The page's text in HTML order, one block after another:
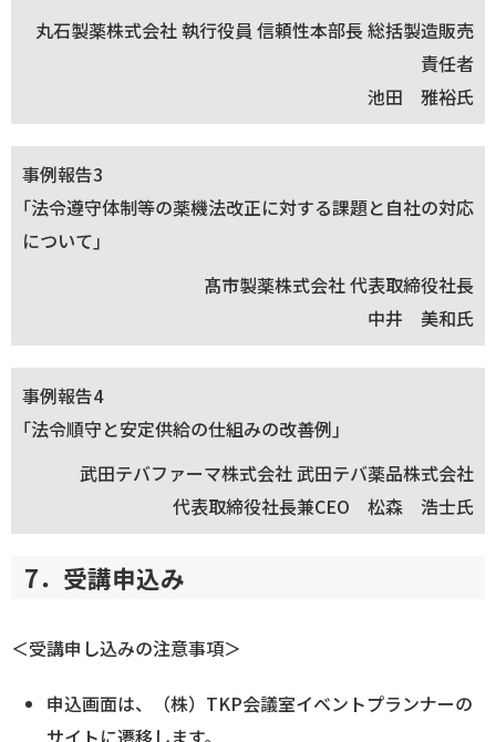
丸石製薬株式会社 執行役員 信頼性本部長 総括製造販売
責任者
池田 雅裕氏
事例報告3
｢法令遵守体制等の薬機法改正に対する課題と自社の対応
について｣
髙市製薬株式会社 代表取締役社長
中井 美和氏
事例報告4
｢法令順守と安定供給の仕組みの改善例｣
武田テバファーマ株式会社 武田テバ薬品株式会社
代表取締役社長兼CEO 松森 浩士氏
7．受講申込み
＜受講申し込みの注意事項＞
申込画面は、（株）TKP会議室イベントプランナーの
サイトに遷移します。